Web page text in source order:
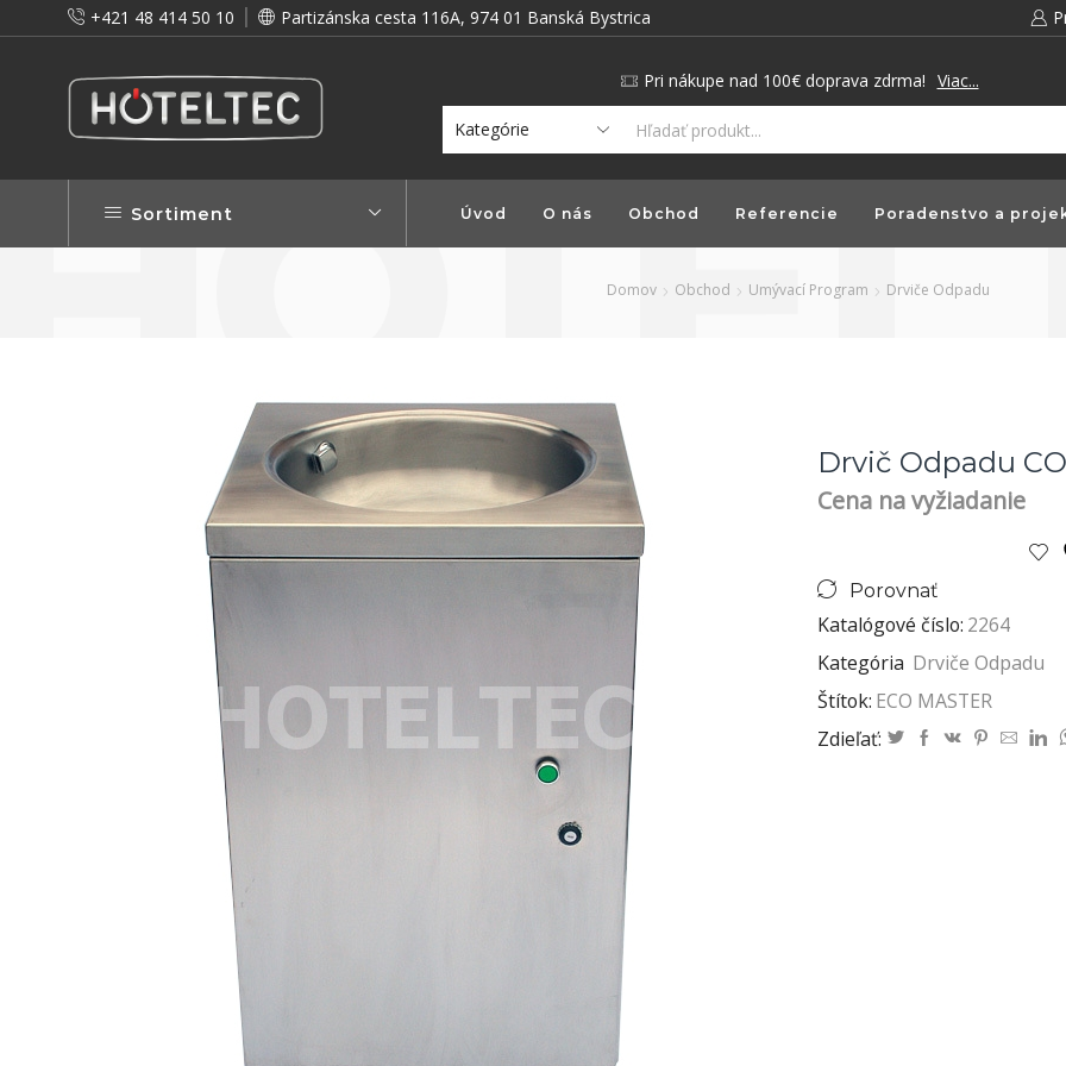
+421 48 414 50 10 Partizánska cesta 116A, 974 01 Banská Bystrica
a preto vám prinášame vernostné zľavy! Pri nákupe nad 100€ doprava zdrma! Viac...
Sortiment Úvod O nás Obchod Referencie Poradenstvo a
Domov Obchod Umývací Program Drviče Odpadu
Drvič Odpadu
Cena na vyžiadanie
Porovnať
Katalógové číslo: 2264
Kategória Drviče Odpadu
Štítok: ECO MASTER
Zdieľať: